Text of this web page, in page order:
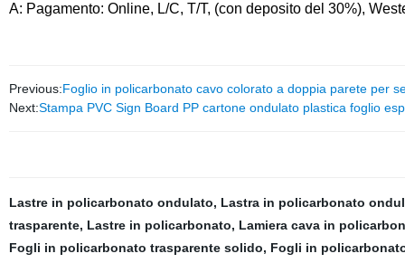
A: Pagamento: Online, L/C, T/T, (con deposito del 30%),
Previous:Foglio in policarbonato cavo colorato a doppia parete per
Next:Stampa PVC Sign Board PP cartone ondulato plastica foglio
Lastre in policarbonato ondulato, Lastra in policarbonato
trasparente, Lastre in policarbonato, Lamiera cava in
Fogli in policarbonato trasparente solido, Fogli in